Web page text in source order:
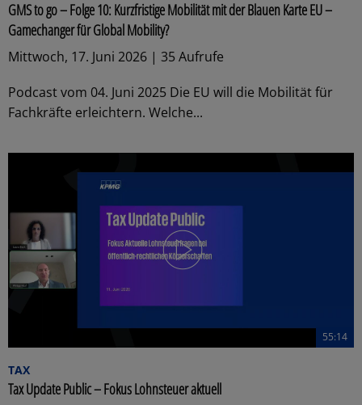
GMS to go – Folge 10: Kurzfristige Mobilität mit der Blauen Karte EU –
Gamechanger für Global Mobility?
Mittwoch, 17. Juni 2026 | 35 Aufrufe
Podcast vom 04. Juni 2025 Die EU will die Mobilität für
Fachkräfte erleichtern. Welche...
55:14
TAX
Tax Update Public – Fokus Lohnsteuer aktuell